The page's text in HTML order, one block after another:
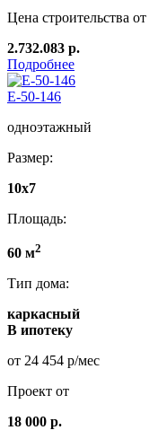
Цена строительства от
2.732.083 р.
Подробнее
E-50-146
одноэтажный
Размер:
10х7
Площадь:
60 м2
Тип дома:
каркасный
В ипотеку
от 24 454 р/мес
Проект от
18 000 р.